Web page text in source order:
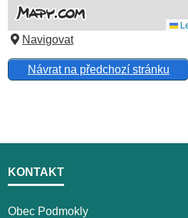
Navigovat
Návrat na předchozí stránku
KONTAKT
Obec Podmokly